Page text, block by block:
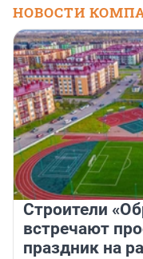
НОВОСТИ
Строители
встречают
праздник на